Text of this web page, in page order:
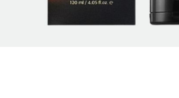
Нажмите, чтобы увеличить